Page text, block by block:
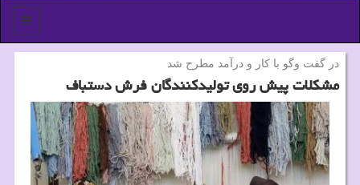
منو
در گفت وگو با كار و درآمد مطرح شد
مشكلات پیش روی تولیدكنندگان فرش دستباف